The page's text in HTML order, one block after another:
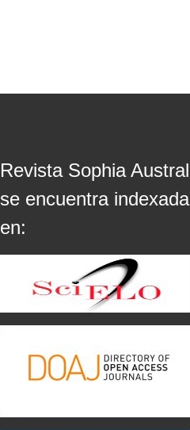
Revista Sophia Austral
se encuentra indexada
en: